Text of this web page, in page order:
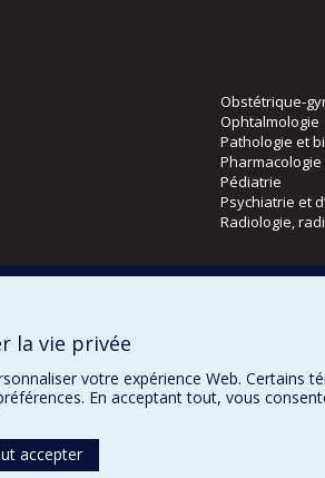
Obstétrique-
Ophtalmologie
Pathologie et
Pédiatrie
Psychiatrie et
Radiologie,
la vie privée
votre expérience Web.
En acceptant tout, vous
accepter